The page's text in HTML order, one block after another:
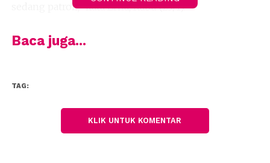
sedang patroli,” kata Erna, Rabu (25/1).
Menurut dia, ketika anggota polisi bernama Aiptu
Sudarna Brata melintas lokasi melihat dan
“Ada empat orang tidak dikenal, satu stanby di dalam
mobil dan tiga orang lainnya sedang memindahkan
Baca juga...
TAG:
KLIK UNTUK KOMENTAR